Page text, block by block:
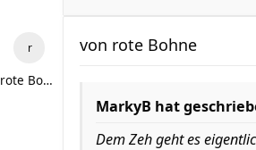
rote Bohne
von rote Bohne
MarkyB hat
Dem Zeh geht es